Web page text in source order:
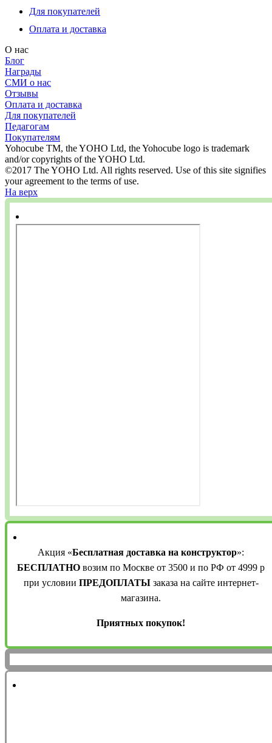
Для покупателей
Оплата и доставка
О нас
Блог
Награды
СМИ о нас
Отзывы
Оплата и доставка
Для покупателей
Педагогам
Покупателям
Yohocube TM, the YOHO Ltd, the Yohocube logo is trademark
and/or copyrights of the YOHO Ltd.
©2017 The YOHO Ltd. All rights reserved. Use of this site signifies
your agreement to the terms of use.
На верх
Акция «Бесплатная доставка на конструктор»:
БЕСПЛАТНО возим по Москве от 3500 и по РФ от 4999 р
при условии ПРЕДОПЛАТЫзаказа на сайте интернет-
магазина.
Приятных покупок!